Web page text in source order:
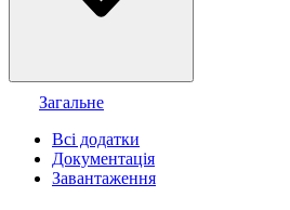
Загальне
Всі додатки
Документація
Завантаження